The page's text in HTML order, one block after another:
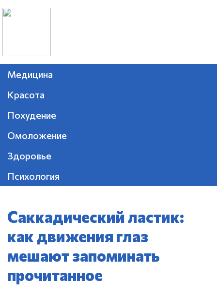
Медицина
Красота
Похудение
Омоложение
Здоровье
Психология
Саккадический ластик:
как движения глаз
мешают запоминать
прочитанное